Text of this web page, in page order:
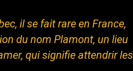
il se fait rare en France,
du nom Plamont, un lieu
qui signifie attendrir les